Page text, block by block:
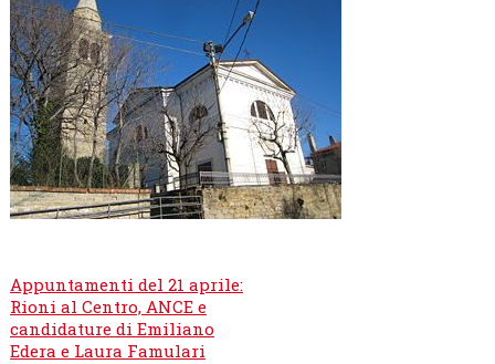
Navigazione
articoli
Appuntamenti del 21 aprile:
Rioni al Centro, ANCE e
candidature di Emiliano
Edera e Laura Famulari